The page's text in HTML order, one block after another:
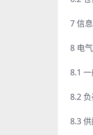
7 信
8 电
8.1
8.2
8.3